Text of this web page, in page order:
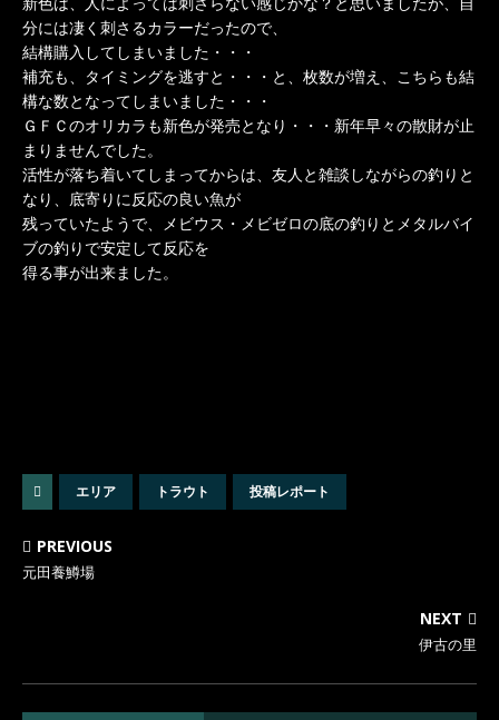
分には凄く刺さるカラーだったので、
結構購入してしまいました・・・
補充も、タイミングを逃すと・・・と、枚数が増え、こちらも結
構な数となってしまいました・・・
ＧＦＣのオリカラも新色が発売となり・・・新年早々の散財が止
まりませんでした。
活性が落ち着いてしまってからは、友人と雑談しながらの釣りと
なり、底寄りに反応の良い魚が
残っていたようで、メビウス・メビゼロの底の釣りとメタルバイ
ブの釣りで安定して反応を
得る事が出来ました。
エリア トラウト 投稿レポート
PREVIOUS
元田養鱒場
NEXT
伊古の里